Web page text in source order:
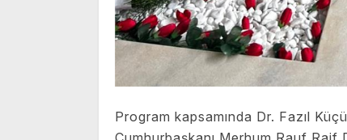
Program kapsamında Dr. Fazıl